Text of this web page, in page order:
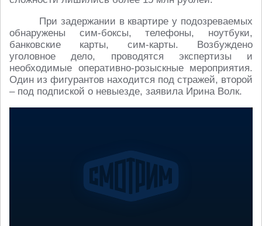
При задержании в квартире у подозреваемых
обнаружены сим-боксы, телефоны, ноутбуки,
банковские карты, сим-карты. Возбуждено
уголовное дело, проводятся экспертизы и
необходимые оперативно-розыскные мероприятия.
Один из фигурантов находится под стражей, второй
– под подпиской о невыезде, заявила Ирина Волк.